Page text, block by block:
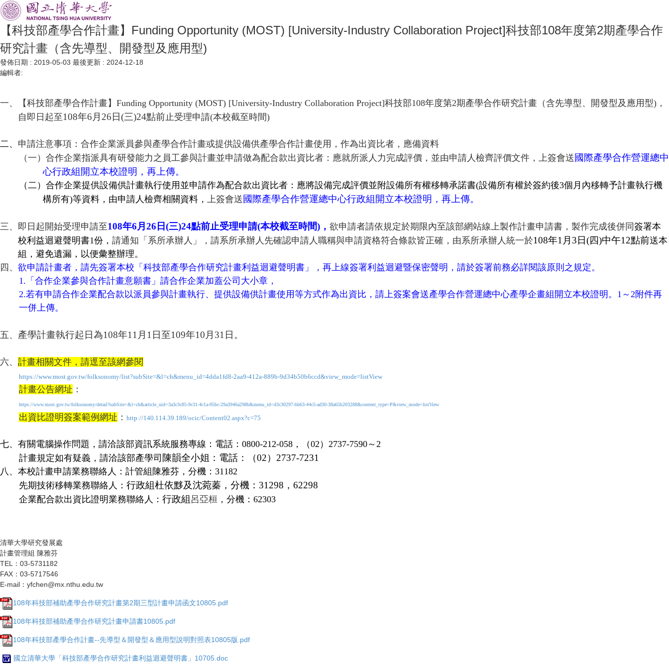
【科技部產學合作計畫】Funding Opportunity (MOST) [University-Industry Collaboration Project]科技部108年度第2期產學合作
研究計畫（含先導型、開發型及應用型)
發佈日期 : 2019-05-03 最後更新 : 2024-12-18
編輯者:
一、【科技部產學合作計畫】 Funding Opportunity (MOST) [University-Industry Collaboration Project]科技部108年度第2期產學合作研究計畫（含先導型、開發型及應用型) ，
自即日起至108年6 月 26 日(三)24點前止受理申請(本校截至時間)
二、 申請注意事項：合作企業派員參與產學合作計畫或提供設備供產學合作計畫使用，作為出資比者，應備資料
（一）合作企業指派具有研發能力之員工參與計畫並申請做為配合款出資比者：應就所派人力完成評價，並由申請人檢齊評價文件，上簽會送 國際產學合作營運總中
心行政組開立本校證明，再上傳。
（二） 合作企業提供設備供計畫執行使用並申請作為配合款出資比者：應將設備完成評價並附設備所有權移轉承諾書(設備所有權於簽約後3個月內移轉予計畫執行機
構所有)等資料，由申請人檢齊相關資料，上簽會送 國際產學合作營運總中心行政組開立本校證明，再上傳。
三、 即日起開始受理申請至108年6月 26 日(三)24點前止受理申請(本校截至時間)， 欲申請者請依規定於期限內至該部網站線上製作計畫申請書，製作完成後併同 簽署本
校利益迴避聲明書1份， 請通知「系所承辦人」，請系所承辦人先確認申請人職稱與申請資格符合條款皆正確，由系所承辦人統一於108年1 月 3 日(四)中午12點前送本
組，避免遺漏，以便彙整辦理。
四、 欲申請計畫者，請先簽署本校「科技部產學合作研究計畫利益迴避聲明書」，再上線簽署利益迴避暨保密聲明，請於簽署前務必詳閱該原則之規定。
1. 「合作企業參與合作計畫意願書」請合作企業加蓋公司大小章，
2.若有申請合作企業配合款以派員參與計畫執行、提供設備供計畫使用等方式作為出資比，請上簽案會送產學合作營運總中心產學企畫組開立本校證明。 1 ～ 2 附件再
一併上傳。
五、 產學計畫執行起日為108年11 月 1 日至109年10 月 31 日 。
六、 計畫相關文件，請逕至該網參閱
https://www.most.gov.tw/folksonomy/list?subSite=&l=ch&menu_id=4dda1fd8-2aa9-412a-889b-9d34b50b6ccd&view_mode=listView
計畫公告網址 ：
https://www.most.gov.tw/folksonomy/detail?subSite=&l=ch&article_uid=3a3c3c85-9c31-4c1a-95bc-29a3946a298b&menu_id=d3c30297-bb63-44c5-ad30-38a65b203288&content_type=P&view_mode=listView
出資比證明簽案範例網址 ： http://140.114.39.189/ocic/Content02.aspx?c=75
七、 有關電腦操作問題，請洽該部資訊系統服務專線：電話：0800-212-058，（02）2737-7590～2
計畫規定如有疑義，請洽該部產學司 陳韻全小姐：電話：（02）2737-7231
八、 本校計畫申請業務聯絡人：計管組陳雅芬，分機： 31182
先期技術移轉業務聯絡人： 行政組杜依黟及沈菀蓁，分機： 31298 ， 62298
企業配合款出資比證明業務聯絡人： 行政組 呂亞桓 ，分機： 62303
清華大學研究發展處
計畫管理組 陳雅芬
TEL：03-5731182
FAX：03-5717546
E-mail：yfchen@mx.nthu.edu.tw
108年科技部補助產學合作研究計畫第2期三型計畫申請函文10805.pdf
108年科技部補助產學合作研究計畫申請書10805.pdf
108年科技部產學合作計畫--先導型＆開發型＆應用型說明對照表10805版.pdf
國立清華大學「科技部產學合作研究計畫利益迴避聲明書」10705.doc